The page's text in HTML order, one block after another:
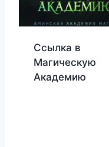
Ссылка в
Магическую
Академию